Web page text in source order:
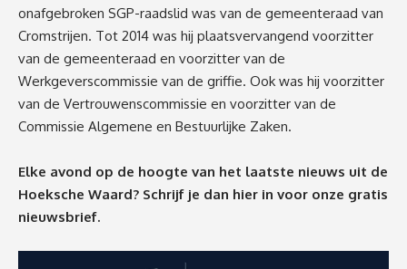
onafgebroken SGP-raadslid was van de gemeenteraad van
Cromstrijen. Tot 2014 was hij plaatsvervangend voorzitter
van de gemeenteraad en voorzitter van de
Werkgeverscommissie van de griffie. Ook was hij voorzitter
van de Vertrouwenscommissie en voorzitter van de
Commissie Algemene en Bestuurlijke Zaken.
Elke avond op de hoogte van het laatste nieuws uit de
Hoeksche Waard? Schrijf je dan hier in voor onze gratis
nieuwsbrief.